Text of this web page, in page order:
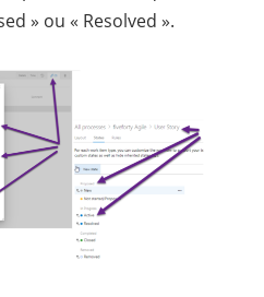
» ou « Resolved ».